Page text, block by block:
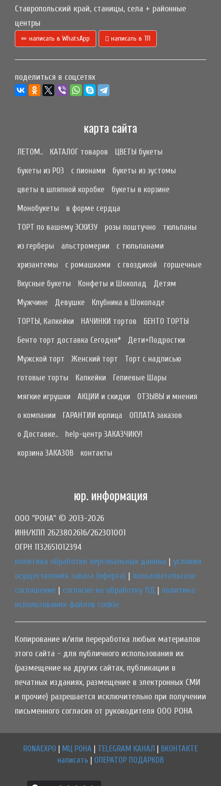
Ставропольский край, станицы, села + районные
центры
написать в WhatsApp написать в ТП
поделиться в соцсетях
карта сайта
ЛЕТОМ.. КАТАЛОГ товаров
ЦВЕТЫ букеты
букеты из РОЗ
с пионами
букеты из эустомы
цветы в шляпной коробке
букеты в корзине
Монобукеты
в форме сердца
ТОРТ по вашему ЭСКИЗУ
розы поштучно
тюльпаны
из герберы
альстромерии
с тюльпанами
хризантемы
с ромашками с гвоздикой
горшечные
Вкусные букеты
Конфеты и Шоколад
Детям
Мужчине
Девушке
Клубника в Шоколаде
ТОРТЫ, Капкейки
НАЧИНКИ тортов
БЕНТО ТОРТЫ
Бенто торт доставка Сегодня*
Дети+Подростки
Мужской торт
Женский торт
Торт с надписью
готовые торты
Капкейки
Гелиевые Шары
мягкие игрушки
АКЦИИ и скидки
ОТЗЫВЫ и мнения
о компании
ГАРАНТИИ юрлица
ОПЛАТА заказов
о Доставке..
help-центр ЗАКАЗЧИКУ!
корзина ЗАКАЗОВ
контакты
юр. информация
ООО "РОНА" © 2013-2026
ИНН/КПП 2623802616/262301001
ОГРН 1132651012394
политика обработки персональных данных | условия
осуществления заказа (оферта) | пользовательское
соглашение | согласие на обработку ПД | политика
использования файлов cookie
Копирование и/или переработка любых материалов
этого сайта - для публичного использования их
(размещение на других сайтах, публикации в
печатных изданиях, размещение в электронных СМИ
и прочие) разрешается исключительно при получении
письменного согласия от руководителя ООО РОНА
RONAEXPO | МЦ РОНА | TELEGRAM КАНАЛ | ВКОНТАКТЕ
написать | ОПЕРАТОР ПОДАРКОВ